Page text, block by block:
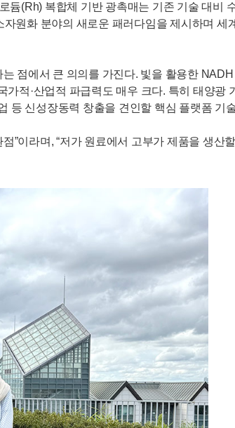
(Rh) 복합체 기반 광촉매는 기존 기술 대비
원화 분야의 새로운 패러다임을 제시하며 세
점에서 큰 의의를 가진다. 빛을 활용한
적·산업적 파급력도 매우 크다. 특히 태양광
등 신성장동력 창출을 견인할 핵심 플랫폼 기
”이라며, “저가 원료에서 고부가 제품을 생산